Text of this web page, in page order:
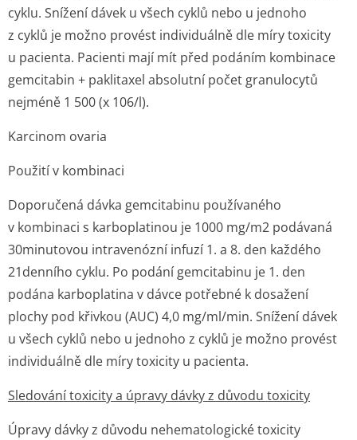
cyklu. Snížení dávek u všech cyklů nebo u jednoho
z cyklů je možno provést individuálně dle míry toxicity
u pacienta. Pacienti mají mít před podáním kombinace
gemcitabin + paklitaxel absolutní počet granulocytů
nejméně 1 500 (x 106/l).
Karcinom ovaria
Použití v kombinaci
Doporučená dávka gemcitabinu používaného
v kombinaci s karboplatinou je 1000 mg/m2 podávaná
30minutovou intravenózní infuzí 1. a 8. den každého
21denního cyklu. Po podání gemcitabinu je 1. den
podána karboplatina v dávce potřebné k dosažení
plochy pod křivkou (AUC) 4,0 mg/ml/min. Snížení dávek
u všech cyklů nebo u jednoho z cyklů je možno provést
individuálně dle míry toxicity u pacienta.
Sledování toxicity a úpravy dávky z důvodu toxicity
Úpravy dávky z důvodu nehematologické toxicity